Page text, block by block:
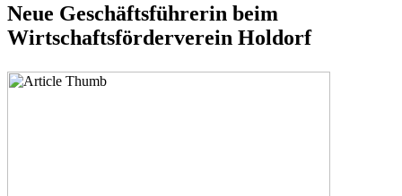
Neue Geschäftsführerin beim
Wirtschaftsförderverein Holdorf